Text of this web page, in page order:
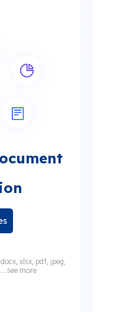
xlsx, pdf, jpeg,
see more